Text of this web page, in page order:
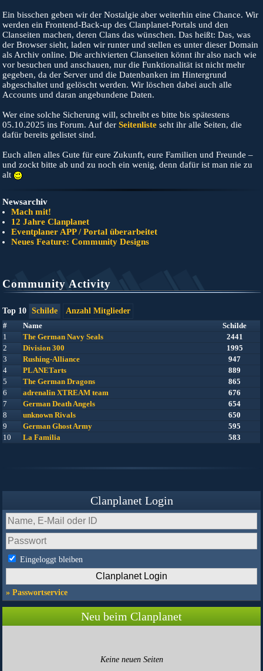
Ein bisschen geben wir der Nostalgie aber weiterhin eine Chance. Wir
werden ein Frontend-Back-up des Clanplanet-Portals und den
Clanseiten machen, deren Clans das wünschen. Das heißt: Das, was
der Browser sieht, laden wir runter und stellen es unter dieser Domain
als Archiv online. Die archivierten Clanseiten könnt ihr also nach wie
vor besuchen und anschauen, nur die Funktionalität ist nicht mehr
gegeben, da der Server und die Datenbanken im Hintergrund
abgeschaltet und gelöscht werden. Wir löschen dabei auch alle
Accounts und daran angebundene Daten.
Wer eine solche Sicherung will, schreibt es bitte bis spätestens
05.10.2025 ins Forum. Auf derSeitenliste seht ihr alle Seiten, die
dafür bereits gelistet sind.
Euch allen alles Gute für eure Zukunft, eure Familien und Freunde –
und zockt bitte ab und zu noch ein wenig, denn dafür ist man nie zu
alt
Newsarchiv
Mach mit!
12 Jahre Clanplanet
Eventplaner APP / Portal überarbeitet
Neues Feature: Community Designs
Community Activity
Top 10 Schilde
Anzahl Mitglieder
#
Name
Schilde
1
The German Navy Seals
2441
2
Division 300
1995
3
Rushing-Alliance
947
4
PLANETarts
889
5
The German Dragons
865
6
adrenalin XTREAM team
676
7
German Death Angels
654
8
unknown Rivals
650
9
German Ghost Army
595
10
La Familia 583
Clanplanet Login
Eingeloggt bleiben
» Passwortservice
Neu beim Clanplanet
Keine neuen Seiten